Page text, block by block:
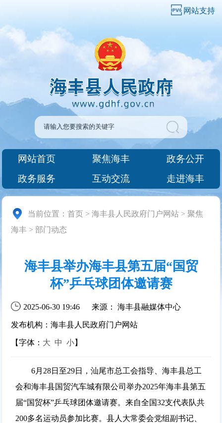
网站支持
网站首页 聚焦海丰
政务公开
政务服务
互动交流 走进海丰
当前位置：首页 >海丰县人民政府门户网站 >聚焦
海丰 >部门动态
海丰县举办海丰县第五届“国贸
杯”乒乓球团体邀请赛
2025-06-30 19:46 来源： 海丰县融媒体中心
发布机构：海丰县人民政府门户网站
【字体： 大 中 小】
6月28日至29日，汕尾市总工会指导、海丰县总工
会和海丰县国贸汽车城有限公司举办2025年海丰县第五
届“国贸杯”乒乓球团体邀请赛。来自全国32支代表队共
200多名运动员参加比赛。县人大常委会党组副书记、